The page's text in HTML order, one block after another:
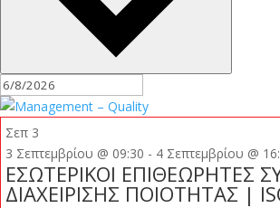
Σεπ 3
3 Σεπτεμβρίου @ 09:30 - 4 Σεπτεμβρίου @
ΕΣΩΤΕΡΙΚΟΙ ΕΠΙΘΕΩΡΗΤΕΣ
ΔΙΑΧΕΙΡΙΣΗΣ ΠΟΙΟΤΗΤΑΣ |